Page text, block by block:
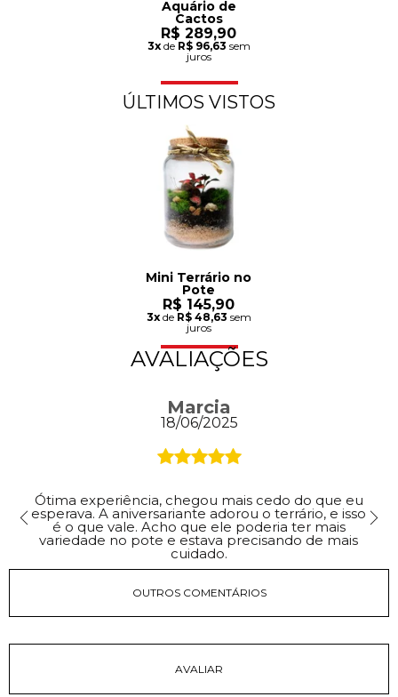
Aquário de
Cactos
R$ 289,90
3xde R$ 96,63 sem
juros
ÚLTIMOS VISTOS
Mini Terrário no
Pote
R$ 145,90
3xde R$ 48,63 sem
juros
AVALIAÇÕES
Marcia
18/06/2025
Ótima experiência, chegou mais cedo do que eu
esperava. A aniversariante adorou o terrário, e isso
é o que vale. Acho que ele poderia ter mais
variedade no pote e estava precisando de mais
cuidado.
OUTROS COMENTÁRIOS